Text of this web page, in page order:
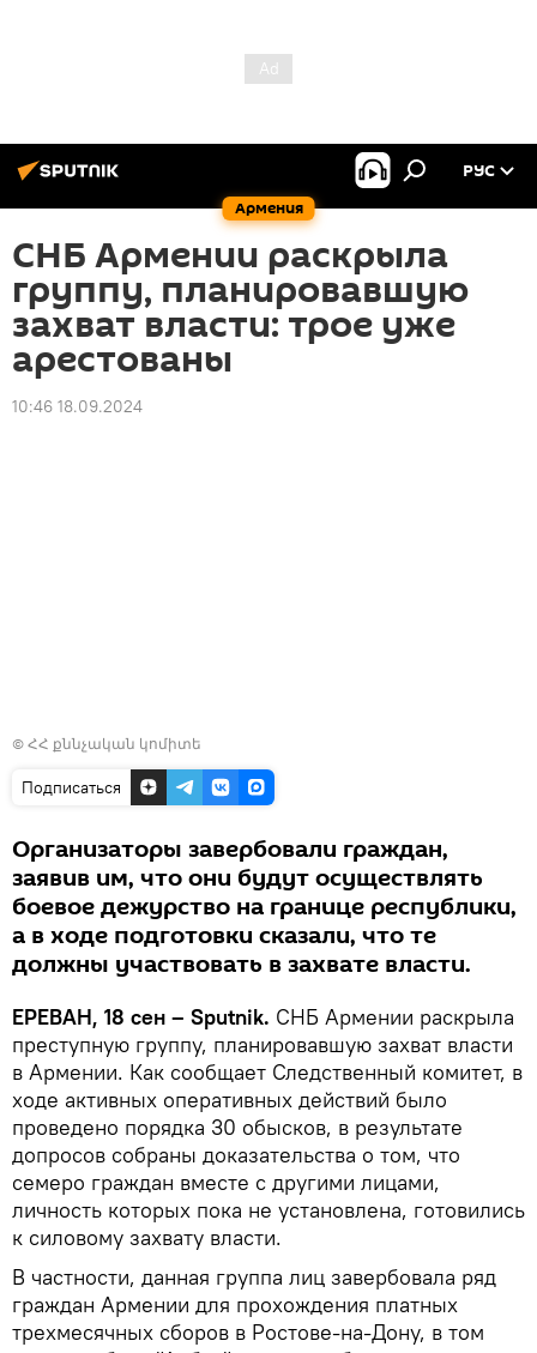
Армения
РУС
СНБ Армении раскрыла
группу, планировавшую
захват власти: трое уже
арестованы
10:46 18.09.2024
© ՀՀ քննչական կոմիտե
Подписаться
Организаторы завербовали граждан,
заявив им, что они будут осуществлять
боевое дежурство на границе республики,
а в ходе подготовки сказали, что те
должны участвовать в захвате власти.
ЕРЕВАН, 18 сен – Sputnik. СНБ Армении раскрыла
преступную группу, планировавшую захват власти
в Армении. Как сообщает Следственный комитет, в
ходе активных оперативных действий было
проведено порядка 30 обысков, в результате
допросов собраны доказательства о том, что
семеро граждан вместе с другими лицами,
личность которых пока не установлена, готовились
к силовому захвату власти.
В частности, данная группа лиц завербовала ряд
граждан Армении для прохождения платных
трехмесячных сборов в Ростове-на-Дону, в том